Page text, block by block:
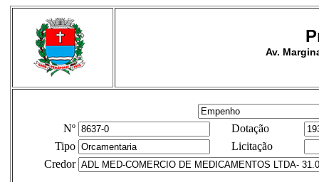
Av.
Nº
Dotação
Tipo
Licitação
Credor